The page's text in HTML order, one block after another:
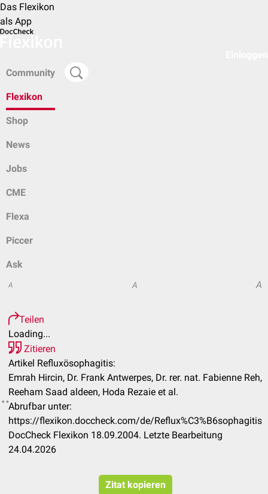
Das Flexikon
als App
Community
Flexikon
Shop
News
Jobs
CME
Flexa
Piccer
Ask
A A A
Teilen
Loading...
Zitieren
Artikel Refluxösophagitis:
Emrah Hircin, Dr. Frank Antwerpes, Dr. rer. nat. Fabienne Reh,
Reeham Saad aldeen, Hoda Rezaie et al.
Abrufbar unter:
https://flexikon.doccheck.com/de/Reflux%C3%B6sophagitis
DocCheck Flexikon 18.09.2004. Letzte Bearbeitung
24.04.2026
Zitat kopieren